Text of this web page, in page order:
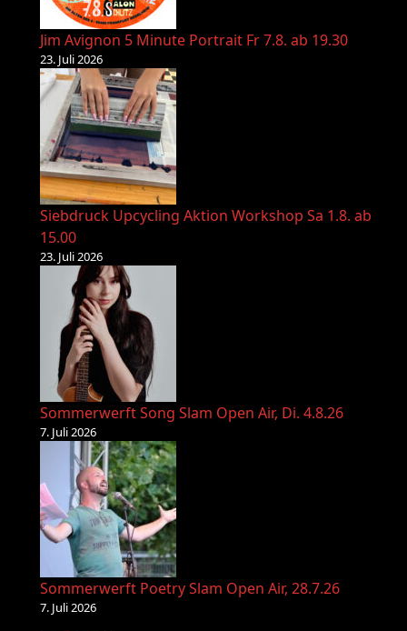
Jim Avignon 5 Minute Portrait Fr 7.8. ab 19.30
23. Juli 2026
Siebdruck Upcycling Aktion Workshop Sa 1.8. ab
15.00
23. Juli 2026
Sommerwerft Song Slam Open Air, Di. 4.8.26
7. Juli 2026
Sommerwerft Poetry Slam Open Air, 28.7.26
7. Juli 2026